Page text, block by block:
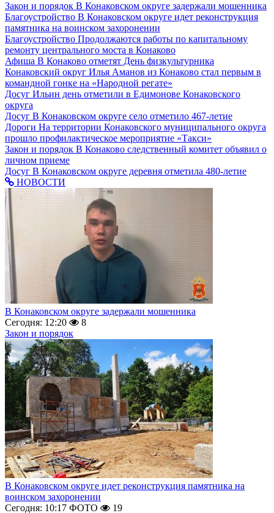
Закон и порядок В Конаковском округе задержали мошенника
Благоустройство В Конаковском округе идет реконструкция
памятника на воинском захоронении
Благоустройство Продолжаются работы по капитальному
ремонту центрального моста в Конаково
Афиша В Конаково отметят День физкультурника
Конаковский округ Илья Аманов из Конаково стал первым в
командной гонке на «Народной регате»
Досуг Ильин день отметили в Едимонове Конаковского
округа
Досуг В Конаковском округе село отметило 467-летие
Дороги На территории Конаковского муниципального округа
прошло профилактическое мероприятие «Такси»
Закон и порядок В Конаково следственный комитет объявил о
личном приеме
Досуг В Конаковском округе деревня отметила 480-летие
НОВОСТИ
В Конаковском округе задержали мошенника
Сегодня: 12:20
8
Закон и порядок
В Конаковском округе идет реконструкция памятника на
воинском захоронении
Сегодня: 10:17 ФОТО
19